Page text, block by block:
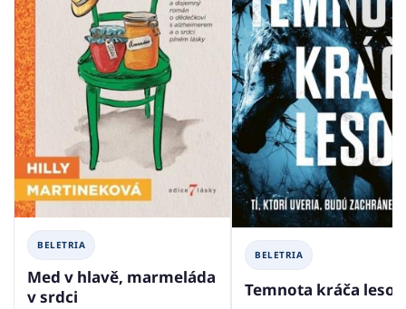
BELETRIA
Med v hlavě, marmeláda
v srdci
BELETRIA
Temnota kráča